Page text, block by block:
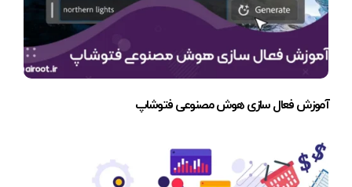
آموزش فعال سازی هوش مصنوعی فتوشاپ